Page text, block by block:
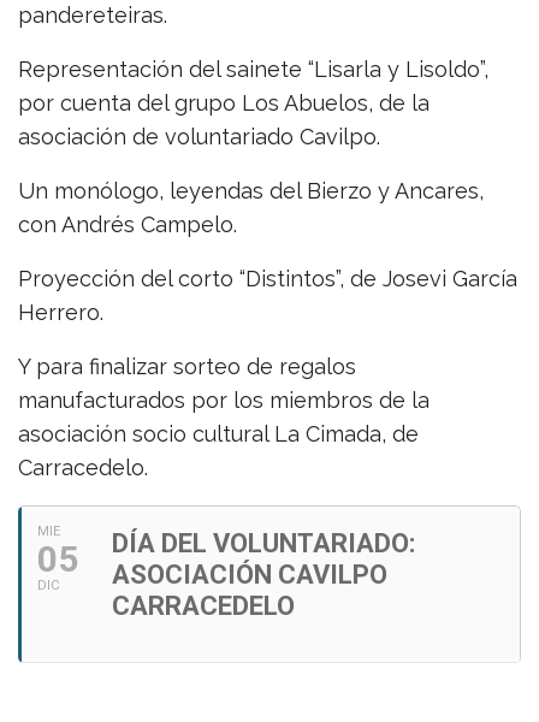
pandereteiras.
Representación del sainete “Lisarla y Lisoldo”,
por cuenta del grupo Los Abuelos, de la
asociación de voluntariado Cavilpo.
Un monólogo, leyendas del Bierzo y Ancares,
con Andrés Campelo.
Proyección del corto “Distintos”, de Josevi García
Herrero.
Y para finalizar sorteo de regalos
manufacturados por los miembros de la
asociación socio cultural La Cimada, de
Carracedelo.
MIE
05
DIC
DÍA DEL VOLUNTARIADO:
ASOCIACIÓN CAVILPO
CARRACEDELO